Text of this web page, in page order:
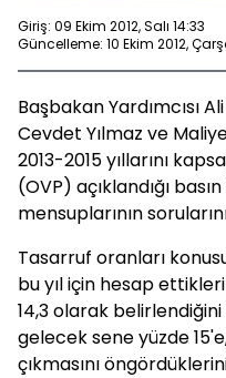
Giriş: 09 Ekim 2012, Salı 14:33
Güncelleme: 10 Ekim 2012,
Başbakan Yardımcısı
Cevdet Yılmaz ve
2013-2015 yıllarını
(OVP) açıklandığı
mensuplarının
Tasarruf oranları
bu yıl için hesap
14,3 olarak
gelecek sene yüzde
çıkmasını